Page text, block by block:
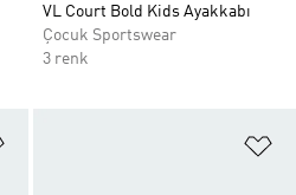
VL Court Bold Kids Ayakkabı
Çocuk Sportswear
3 renk